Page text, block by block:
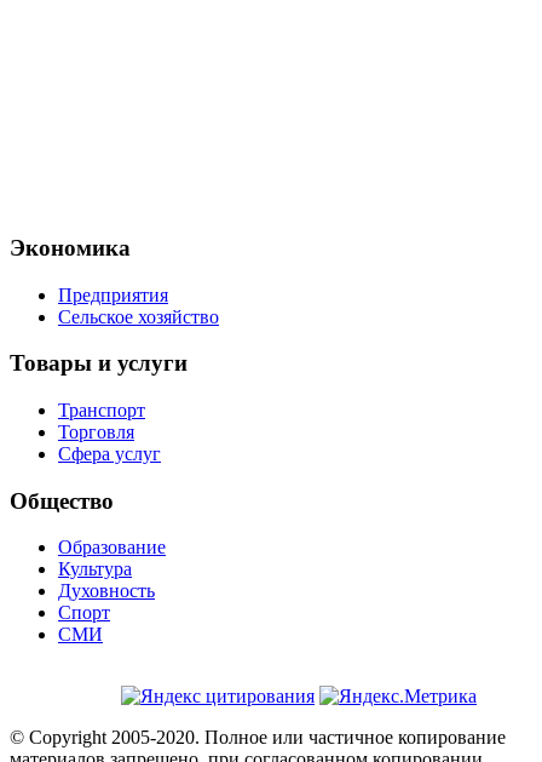
Экономика
Предприятия
Сельское хозяйство
Товары и услуги
Транспорт
Торговля
Сфера услуг
Общество
Образование
Культура
Духовность
Спорт
СМИ
© Copyright 2005-2020. Полное или частичное копирование